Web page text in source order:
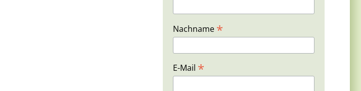
Nachname *
E-Mail *